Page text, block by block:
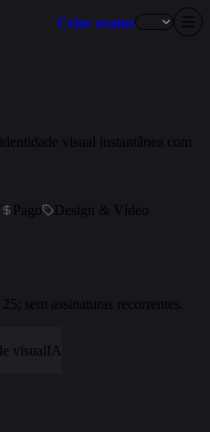
Criar avatar
visual instantânea com
Pago Design & Vídeo
sem assinaturas recorrentes.
visualIA